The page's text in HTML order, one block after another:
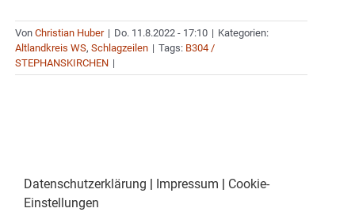
Von Christian Huber | Do. 11.8.2022 - 17:10 | Kategorien:
Altlandkreis WS, Schlagzeilen | Tags: B304 /
STEPHANSKIRCHEN |
Datenschutzerklärung Impressum
Cookie-
Einstellungen